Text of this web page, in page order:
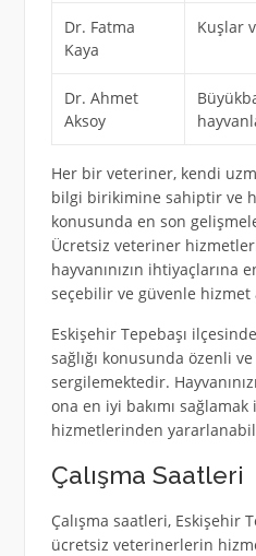
Dr. Fatma
Kaya
Kuşlar
Dr. Ahmet
Aksoy
Her bir veteriner, kendi
bilgi birikimine sahiptir ve
konusunda en son
Ücretsiz veteriner
hayvanınızın ihtiyaçlarına
seçebilir ve güvenle
Eskişehir Tepebaşı
sağlığı konusunda özenli
sergilemektedir.
ona en iyi bakımı
hizmetlerinden
Çalışma Saatleri
Çalışma saatleri, Eskişehir
ücretsiz veterinerlerin